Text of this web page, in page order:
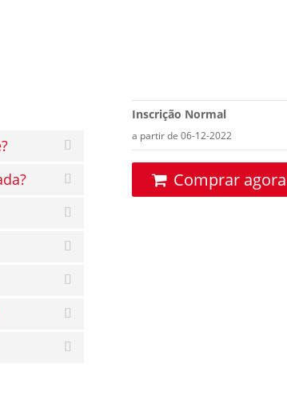
Inscrição Normal
a partir de 06-12-2022
Comprar agora